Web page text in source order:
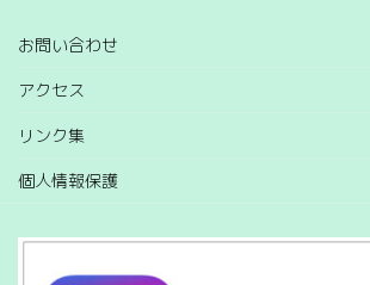
お問い合わせ
アクセス
リンク集
個人情報保護